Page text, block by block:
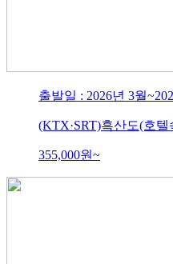
출발일 : 2026년 3월
(KTX·SRT)흑산도(호텔
355,000원~